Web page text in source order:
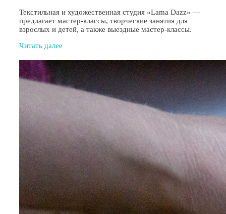
Текстильная и художественная студия «Lama Dazz» —
предлагает мастер-классы, творческие занятия для
взрослых и детей, а также выездные мастер-классы.
Читать далее